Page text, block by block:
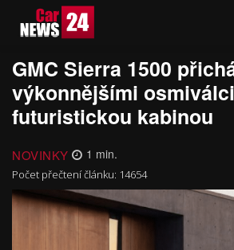
GMC Sierra 1500
výkonnějšími
futuristickou kabinou
NOVINKY 1 min.
Počet přečtení článku: 14654